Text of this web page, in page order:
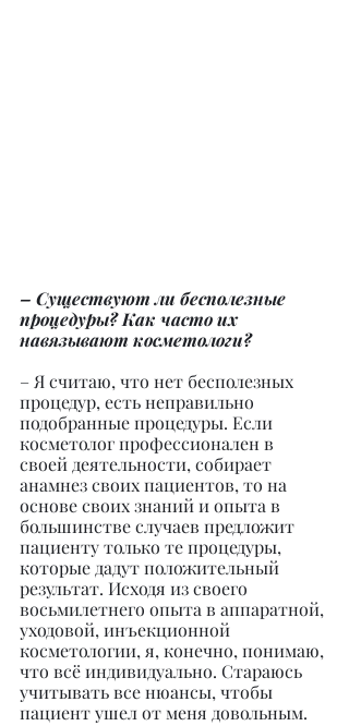
– Существуют ли бесполезные
процедуры? Как часто их
навязывают косметологи?
– Я считаю, что нет бесполезных
процедур, есть неправильно
подобранные процедуры. Если
косметолог профессионален в
своей деятельности, собирает
анамнез своих пациентов, то на
основе своих знаний и опыта в
большинстве случаев предложит
пациенту только те процедуры,
которые дадут положительный
результат. Исходя из своего
восьмилетнего опыта в аппаратной,
уходовой, инъекционной
косметологии, я, конечно, понимаю,
что всё индивидуально. Стараюсь
учитывать все нюансы, чтобы
пациент ушел от меня довольным.